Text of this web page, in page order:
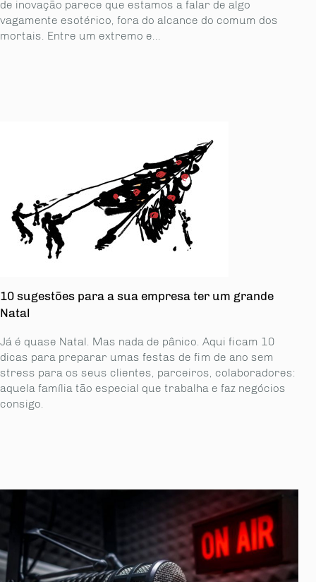
de inovação parece que estamos a falar de algo
vagamente esotérico, fora do alcance do comum dos
mortais. Entre um extremo e...
10 sugestões para a sua empresa ter um grande
Natal
Já é quase Natal. Mas nada de pânico. Aqui ficam 10
dicas para preparar umas festas de fim de ano sem
stress para os seus clientes, parceiros, colaboradores:
aquela família tão especial que trabalha e faz negócios
consigo.